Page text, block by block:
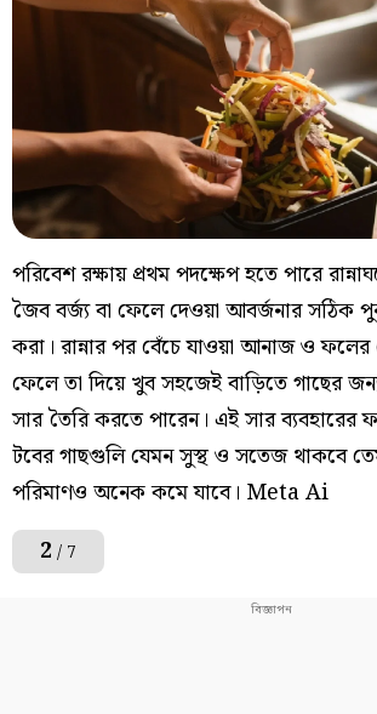
পরিবেশ রক্ষায় প্রথম পদক্ষেপ হতে পারে
জৈব বর্জ্য বা ফেলে দেওয়া আবর্জনার সঠিক
করা। রান্নার পর বেঁচে যাওয়া আনাজ ও ফলের
ফেলে তা দিয়ে খুব সহজেই বাড়িতে গাছের
সার তৈরি করতে পারেন। এই সার
টবের গাছগুলি যেমন সুস্থ ও সতেজ থাকবে
পরিমাণও অনেক কমে যাবে। Meta Ai
2 / 7